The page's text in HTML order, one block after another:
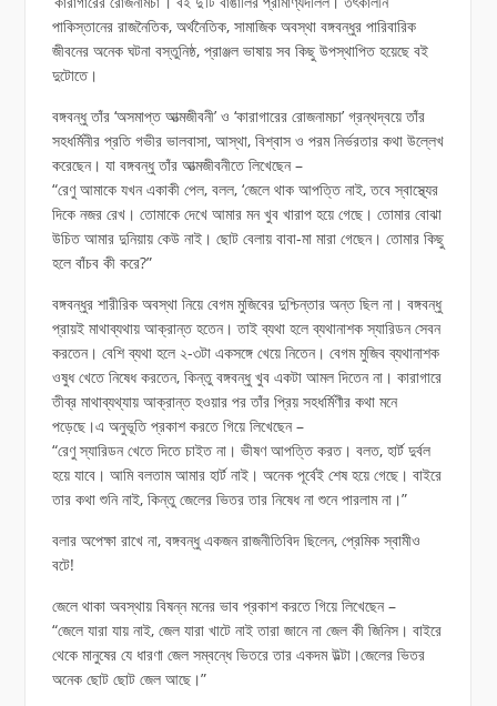
পাকিস্তানের রাজনৈতিক, অর্থনৈতিক, সামাজিক অবস্থা বঙ্গবন্ধুর পারিবারিক
জীবনের অনেক ঘটনা বস্তুনিষ্ঠ, প্রাঞ্জল ভাষায় সব কিছু উপস্থাপিত হয়েছে বই
দুটোতে।
বঙ্গবন্ধু তাঁর ‘অসমাপ্ত আত্মজীবনী’ ও ‘কারাগারের রোজনামচা’ গ্রন্থদ্বয়ে তাঁর
সহধর্মিনীর প্রতি গভীর ভালবাসা, আস্থা, বিশ্বাস ও পরম নির্ভরতার কথা উল্লেখ
করেছেন। যা বঙ্গবন্ধু তাঁর আত্মজীবনীতে লিখেছেন –
“রেণু আমাকে যখন একাকী পেল, বলল, ‘জেলে থাক আপত্তি নাই, তবে স্বাস্থ্যের
দিকে নজর রেখ। তোমাকে দেখে আমার মন খুব খারাপ হয়ে গেছে। তোমার বোঝা
উচিত আমার দুনিয়ায় কেউ নাই। ছোট বেলায় বাবা-মা মারা গেছেন। তোমার কিছু
হলে বাঁচব কী করে?”
বঙ্গবন্ধুর শারীরিক অবস্থা নিয়ে বেগম মুজিবের দুশ্চিন্তার অন্ত ছিল না। বঙ্গবন্ধু
প্রায়ই মাথাব্যথায় আক্রান্ত হতেন। তাই ব্যথা হলে ব্যথানাশক স্যারিডন সেবন
করতেন। বেশি ব্যথা হলে ২-৩টা একসঙ্গে খেয়ে নিতেন। বেগম মুজিব ব্যথানাশক
ওষুধ খেতে নিষেধ করতেন, কিন্তু বঙ্গবন্ধু খুব একটা আমল দিতেন না। কারাগারে
তীব্র মাথাব্যথ্যায় আক্রান্ত হওয়ার পর তাঁর প্রিয় সহধর্মিণীর কথা মনে
পড়েছে।এ অনুভূতি প্রকাশ করতে গিয়ে লিখেছেন –
“রেণু স্যারিডন খেতে দিতে চাইত না। ভীষণ আপত্তি করত। বলত, হার্ট দুর্বল
হয়ে যাবে। আমি বলতাম আমার হার্ট নাই। অনেক পূর্বেই শেষ হয়ে গেছে। বাইরে
তার কথা শুনি নাই, কিন্তু জেলের ভিতর তার নিষেধ না শুনে পারলাম না।”
বলার অপেক্ষা রাখে না, বঙ্গবন্ধু একজন রাজনীতিবিদ ছিলেন, প্রেমিক স্বামীও
বটে!
জেলে থাকা অবস্থায় বিষন্ন মনের ভাব প্রকাশ করতে গিয়ে লিখেছেন –
“জেলে যারা যায় নাই, জেল যারা খাটে নাই তারা জানে না জেল কী জিনিস। বাইরে
থেকে মানুষের যে ধারণা জেল সম্বন্ধে ভিতরে তার একদম উল্টা।জেলের ভিতর
অনেক ছোট ছোট জেল আছে।”